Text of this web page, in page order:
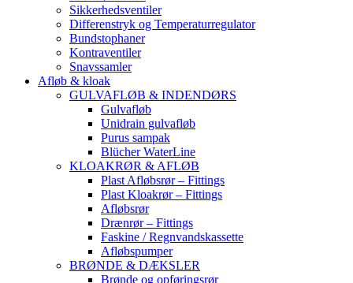
Sikkerhedsventiler
Differenstryk og Temperaturregulator
Bundstophaner
Kontraventiler
Snavssamler
Afløb & kloak
GULVAFLØB & INDENDØRS
Gulvafløb
Unidrain gulvafløb
Purus sampak
Blücher WaterLine
KLOAKRØR & AFLØB
Plast Afløbsrør – Fittings
Plast Kloakrør – Fittings
Afløbsrør
Drænrør – Fittings
Faskine / Regnvandskassette
Afløbspumper
BRØNDE & DÆKSLER
Brønde og opføringsrør